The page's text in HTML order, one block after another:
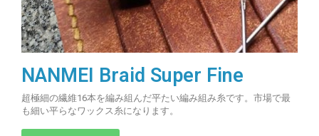
NANMEI Braid Super Fine
超極細の繊維16本を編み組んだ平たい編み組み糸です。市場で最
も細い平らなワックス糸になります。